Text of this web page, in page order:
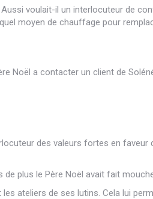
voulait-il un interlocuteur de
moyen de chauffage pour
Noël a contacter un client de
des valeurs fortes en faveur
de plus le Père Noël avait fait
ateliers de ses lutins. Cela lui